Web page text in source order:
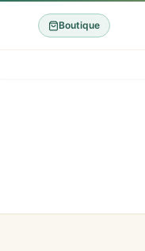
Boutique